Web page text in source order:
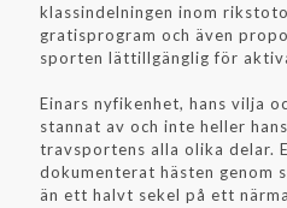
klassindelningen inom
gratisprogram och även
sporten lättillgänglig för
Einars nyfikenhet, hans vilja
stannat av och inte heller
travsportens alla olika delar.
dokumenterat hästen genom
än ett halvt sekel på ett